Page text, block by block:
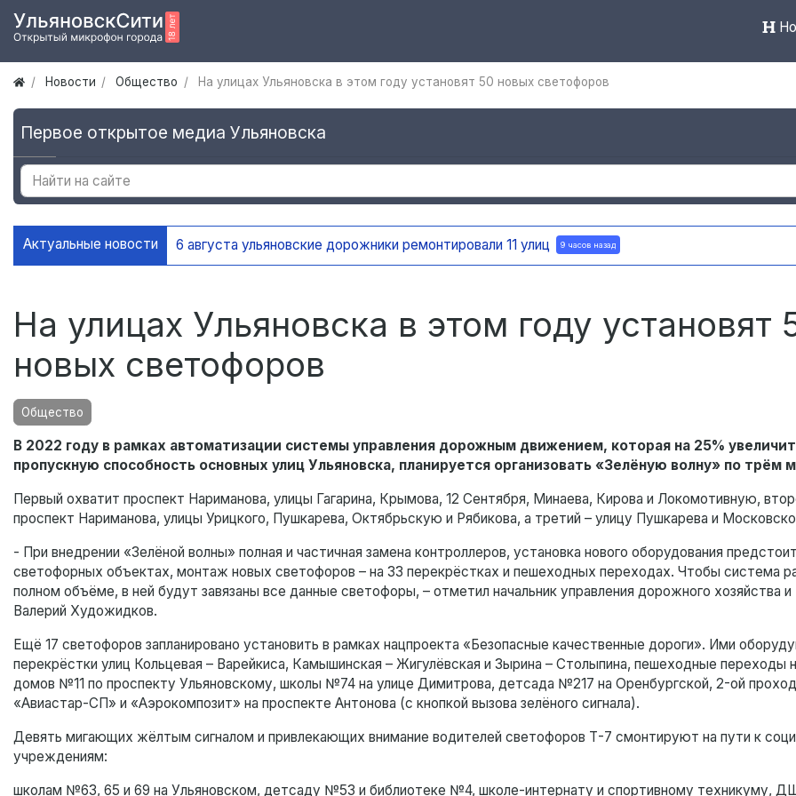
Новости Общество На улицах Ульяновска в этом году установят 50 новых светофоров
Первое открытое медиа Ульяновска
Актуальные новости 6 августа ульяновские дорожники ремонтировали 11 улиц 9 часов назад
На улицах Ульяновска в этом году установят
новых светофоров
Общество
В 2022 году в рамках автоматизации системы управления дорожным движением, которая на 25% увеличит
пропускную способность основных улиц Ульяновска, планируется организовать «Зелёную волну» по трём
Первый охватит проспект Нариманова, улицы Гагарина, Крымова, 12 Сентября, Минаева, Кирова и Локомотивную,
проспект Нариманова, улицы Урицкого, Пушкарева, Октябрьскую и Рябикова, а третий – улицу Пушкарева и
- При внедрении «Зелёной волны» полная и частичная замена контроллеров, установка нового оборудования
светофорных объектах, монтаж новых светофоров – на 33 перекрёстках и пешеходных переходах. Чтобы система
полном объёме, в ней будут завязаны все данные светофоры, – отметил начальник управления дорожного хозяйства и
Валерий Художидков.
Ещё 17 светофоров запланировано установить в рамках нацпроекта «Безопасные качественные дороги». Ими
перекрёстки улиц Кольцевая – Варейкиса, Камышинская – Жигулёвская и Зырина – Столыпина, пешеходные переходы
домов №11 по проспекту Ульяновскому, школы №74 на улице Димитрова, детсада №217 на Оренбургской, 2-ой
«Авиастар-СП» и «Аэрокомпозит» на проспекте Антонова (с кнопкой вызова зелёного сигнала).
Девять мигающих жёлтым сигналом и привлекающих внимание водителей светофоров Т-7 смонтируют на пути к
учреждениям:
школам №63, 65 и 69 на Ульяновском, детсаду №53 и библиотеке №4, школе-интернату и спортивному техникуму,